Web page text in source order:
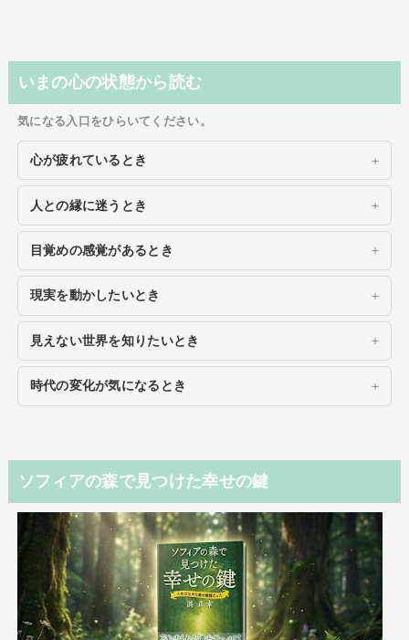
いまの心の状態から読む
気になる入口をひらいてください。
心が疲れているとき
人との縁に迷うとき
目覚めの感覚があるとき
現実を動かしたいとき
見えない世界を知りたいとき
時代の変化が気になるとき
ソフィアの森で見つけた幸せの鍵